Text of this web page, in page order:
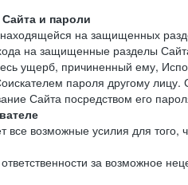
и пароли
на защищенных
на защищенные разделы
ущерб, причиненный ему,
пароля другому лицу.
Сайта посредством его
все возможные усилия для
за возможное